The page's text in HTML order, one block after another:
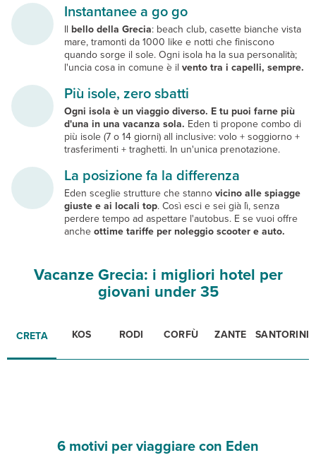
Instantanee a go go
Il bello della Grecia: beach club, casette bianche vista
mare, tramonti da 1000 like e notti che finiscono
quando sorge il sole. Ogni isola ha la sua personalità;
l'uncia cosa in comune è il vento tra i capelli, sempre.
Più isole, zero sbatti
Ogni isola è un viaggio diverso. E tu puoi farne più
d'una in una vacanza sola. Eden ti propone combo di
più isole (7 o 14 giorni) all inclusive: volo + soggiorno +
trasferimenti + traghetti. In un'unica prenotazione.
La posizione fa la differenza
Eden sceglie strutture che stannovicino alle spiagge
giuste e ai locali top. Così esci e sei già lì, senza
perdere tempo ad aspettare l'autobus. E se vuoi offre
ancheottime tariffe pernoleggio scooter e auto.
Vacanze Grecia: i migliori hotel per
giovani under 35
CRETA KOS RODI CORFÙ ZANTE SANTORINI
6 motivi per viaggiare con Eden